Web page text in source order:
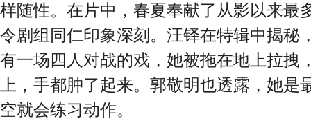
样随性。在片中，春夏奉献了从影以来最
令剧组同仁印象深刻。汪铎在特辑中揭秘
有一场四人对战的戏，她被拖在地上拉拽
上，手都肿了起来。郭敬明也透露，她是
空就会练习动作。